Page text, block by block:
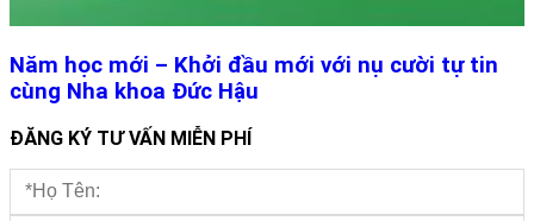
Năm học mới – Khởi đầu mới với nụ cười tự tin
cùng Nha khoa Đức Hậu
ĐĂNG KÝ TƯ VẤN MIỄN PHÍ